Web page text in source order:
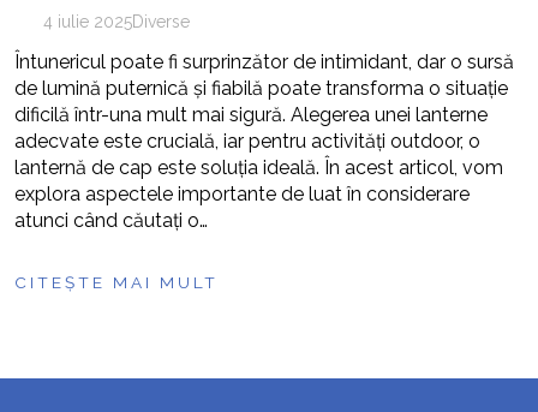
4 iulie 2025Diverse
Întunericul poate fi surprinzător de intimidant, dar o sursă
de lumină puternică și fiabilă poate transforma o situație
dificilă într-una mult mai sigură. Alegerea unei lanterne
adecvate este crucială, iar pentru activități outdoor, o
lanternă de cap este soluția ideală. În acest articol, vom
explora aspectele importante de luat în considerare
atunci când căutați o…
CITEȘTE MAI MULT